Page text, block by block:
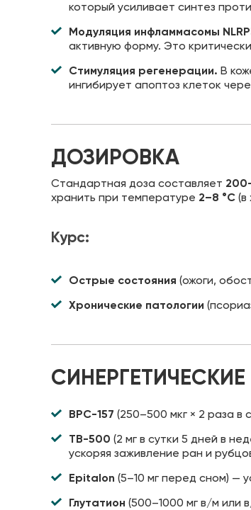
который усиливает синтез
Модуляция инфламмасомы
активную форму. Это
Стимуляция регенерации. В
ингибирует апоптоз клеток
ДОЗИРОВКА
Стандартная доза составляет
хранить при температуре 2–8 °C (в
Курс:
Острые состояния (ожоги,
Хронические патологии
BPC-157 (250–500 мкг × 2 раза в
TB-500 (2 мг в сутки 5 дней в
ускоряя заживление ран и
Epitalon (5–10 мг перед сном) —
Глутатион (500–1000 мг в/м или